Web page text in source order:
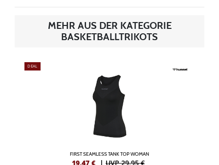
MEHR AUS DER KATEGORIE
BASKETBALLTRIKOTS
DEAL
FIRST SEAMLESS TANK TOP WOMAN
19,47 € | UVP 29,95 €